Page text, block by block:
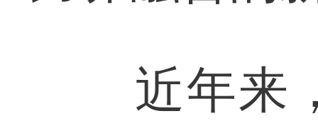
近年来，